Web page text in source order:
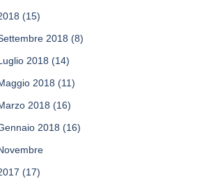
(15)
2018 (8)
2018 (14)
2018 (11)
2018 (16)
2018 (16)
(17)